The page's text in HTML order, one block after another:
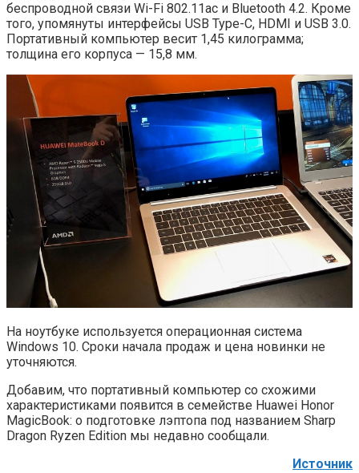
беспроводной связи Wi-Fi 802.11ac и Bluetooth 4.2. Кроме
того, упомянуты интерфейсы USB Type-C, HDMI и USB 3.0.
Портативный компьютер весит 1,45 килограмма;
толщина его корпуса — 15,8 мм.
На ноутбуке используется операционная система
Windows 10. Сроки начала продаж и цена новинки не
уточняются.
Добавим, что портативный компьютер со схожими
характеристиками появится в семействе Huawei Honor
MagicBook: о подготовке лэптопа под названием Sharp
Dragon Ryzen Edition мы недавно сообщали.
Источник